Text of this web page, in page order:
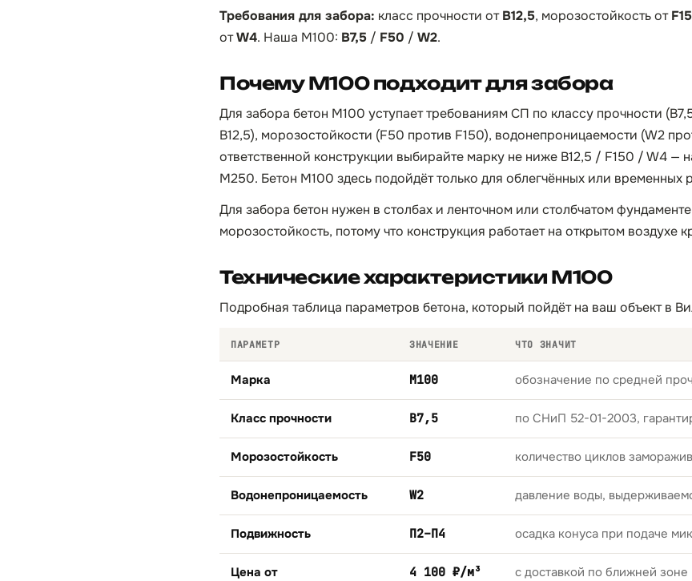
Требования для забора: класс прочности отB12,5, морозостойкость от
отW4. Наша М100: B7,5 / F50 / W2.
Почему М100 подходит для забора
Для забора бетон М100 уступает требованиям СП по классу прочности
B12,5), морозостойкости (F50 против F150), водонепроницаемости (W2
ответственной конструкции выбирайте марку не ниже B12,5 / F150 / W4
М250. Бетон М100 здесь подойдёт только для облегчённых или временных
Для забора бетон нужен в столбах и ленточном или столбчатом
морозостойкость, потому что конструкция работает на открытом воздухе
Технические характеристики М100
Подробная таблица параметров бетона, который пойдёт на ваш объект в
ПАРАМЕТР ЗНАЧЕНИЕ ЧТО ЗНАЧИТ
Марка М100 обозначение по средней
Класс прочности B7,5 по СНиП 52-01-2003,
Морозостойкость F50 количество циклов
Водонепроницаемость W2 давление воды,
Подвижность П2–П4 осадка конуса при подаче
Цена от 4 100 ₽/м³ с доставкой по ближней зоне